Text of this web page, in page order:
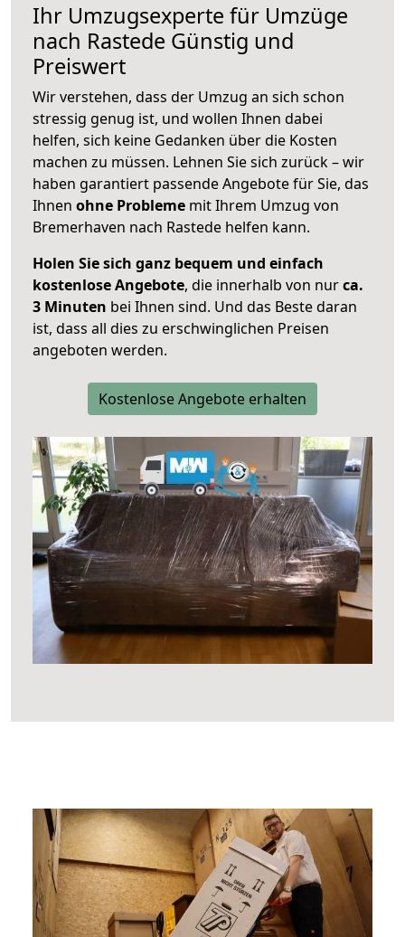
Ihr Umzugsexperte für Umzüge
nach Rastede Günstig und
Preiswert
Wir verstehen, dass der Umzug an sich schon
stressig genug ist, und wollen Ihnen dabei
helfen, sich keine Gedanken über die Kosten
machen zu müssen. Lehnen Sie sich zurück – wir
haben garantiert passende Angebote für Sie, das
Ihnen ohne Probleme mit Ihrem Umzug von
Bremerhaven nach Rastede helfen kann.
Holen Sie sich ganz bequem und einfach
kostenlose Angebote, die innerhalb von nurca.
3 Minuten bei Ihnen sind. Und das Beste daran
ist, dass all dies zu erschwinglichen Preisen
angeboten werden.
Kostenlose Angebote erhalten